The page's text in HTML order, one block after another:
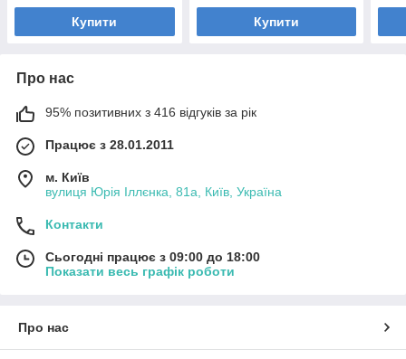
Купити Купити
Про нас
95% позитивних з 416 відгуків за рік
Працює з 28.01.2011
м. Київ
вулиця Юрія Іллєнка, 81а, Київ, Україна
Контакти
Сьогодні працює з 09:00 до 18:00
Показати весь графік роботи
Про нас